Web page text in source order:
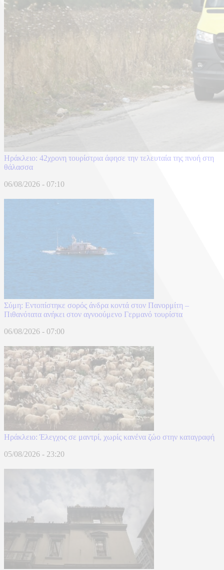
Ηράκλειο: 42χρονη τουρίστρια άφησε την τελευταία της πνοή στη
θάλασσα
06/08/2026 - 07:10
Σύμη: Εντοπίστηκε σορός άνδρα κοντά στον Πανορμίτη –
Πιθανότατα ανήκει στον αγνοούμενο Γερμανό τουρίστα
06/08/2026 - 07:00
Ηράκλειο: Έλεγχος σε μαντρί, χωρίς κανένα ζώο στην καταγραφή
05/08/2026 - 23:20